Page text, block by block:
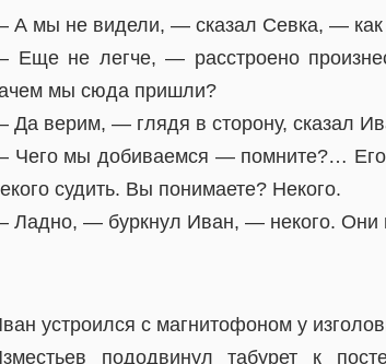
А мы не видели, — сказал Севка, — как
Еще не легче, — расстроено
мы сюда пришли?
Да верим, — глядя в сторону, сказал
Чего мы добиваемся — помните?… Его
судить. Вы понимаете? Некого.
Ладно, — буркнул Иван, — некого. Они
устроился с магнитофоном у
пододвинул табурет к